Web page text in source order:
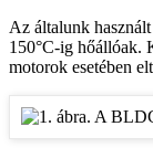
Az általunk
150°C-ig hőállóak.
motorok esetében